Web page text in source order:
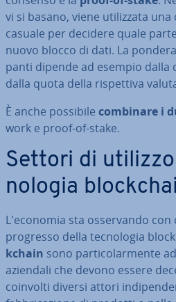
vi si basano, viene uti­liz­za­ta
casuale per decidere quale
nuovo blocco di dati. La
pan­ti dipende ad esempio dalla
dalla quota della ri­spet­ti­va
È anche possibile combinare i
work e proof-of-stake.
Settori di
no­lo­gia
L'e­co­no­mia sta os­ser­van­do con
progresso della tec­no­lo­gia
k­chain sono par­ti­co­lar­men­te
aziendali che devono essere
coinvolti diversi attori